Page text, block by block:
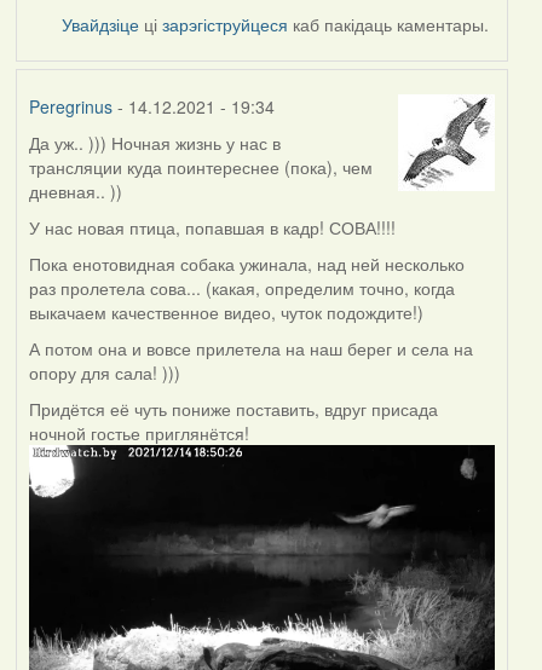
Увайдзіце цізарэгіструйцеся каб пакідаць каментары.
Peregrinus- 14.12.2021 - 19:34
Да уж.. ))) Ночная жизнь у нас в
трансляции куда поинтереснее (пока), чем
дневная.. ))
У нас новая птица, попавшая в кадр! СОВА!!!!
Пока енотовидная собака ужинала, над ней несколько
раз пролетела сова... (какая, определим точно, когда
выкачаем качественное видео, чуток подождите!)
А потом она и вовсе прилетела на наш берег и села на
опору для сала! )))
Придётся её чуть пониже поставить, вдруг присада
ночной гостье приглянётся!